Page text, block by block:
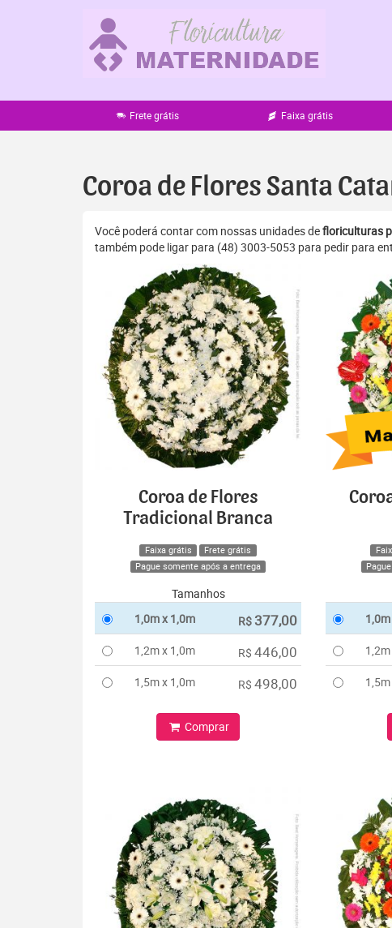
Frete grátis Faixa grátis
Coroa de Flores Santa
Você poderá contar com nossas unidades defloriculturas
também pode ligar para (48) 3003-5053 para pedir para
Coroa de Flores
Tradicional Branca
Faixa grátis
Frete grátis
Pague somente após a entrega
Tamanhos
1,0m x 1,0m
R$ 377,00
1,2m x 1,0m R$ 446,00
1,5m x 1,0m R$ 498,00
Comprar